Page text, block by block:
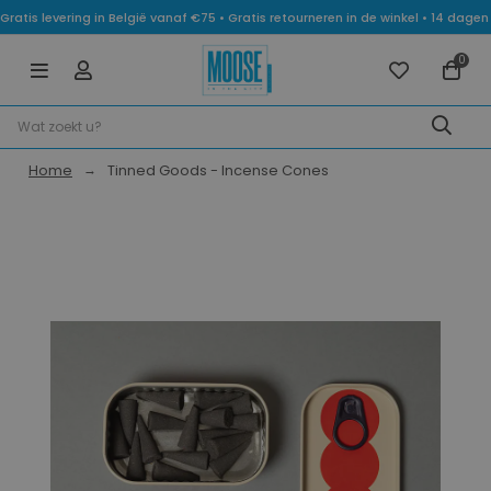
Gratis levering in België vanaf €75 • Gratis retourneren in de winkel • 14
0
Home Tinned Goods - Incense Cones